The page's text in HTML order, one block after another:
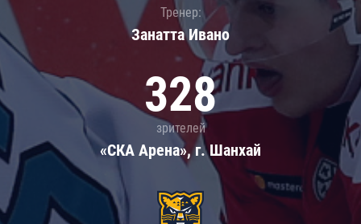
Тренер:
Занатта Иванo
328
зрителей
«СКА Арена», г. Шанхай